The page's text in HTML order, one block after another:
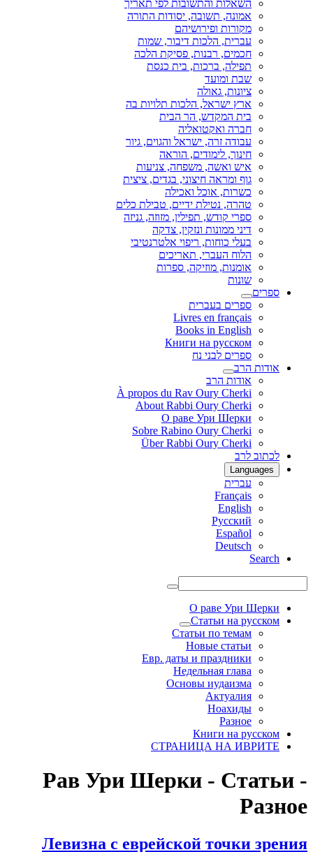
השאלות והתשובות לפי תאריך
אמונה, תשובה, יסודות התורה
מקורות ופירושיהם
עברית, הלכות דיבור, שמות
חכמים, רבנות, פסיקת הלכה
תפילה, ברכות, בית כנסת
שבת ומועד
ציונות, גאולה
ארץ ישראל, הלכות תלויות בה
בית המקדש, הר הבית
חברה ואקטואליה
עבודה זרה, ישראל והגוים, גיור
חינוך, לימודים, הוראה
איש ואשה, משפחה, צניעות
גוף ומראה חיצוני, בגדים, ציצית
כשרות, אוכל ואכילה
טהרה, נטילת ידיים, טבילת כלים
ספרי קודש, תפילין, מזוזה, גניזה
דיני ממונות ונזקין, צדקה
בעלי כוחות, ריפוי אלטרנטיבי
הלוח העברי, תאריכים
אומנות, מוזיקה, ספרות
שונות
ספרים
ספרים בעברית
Livres en français
Books in English
Книги на русском
ספרים לבני נח
אודות הרב
אודות הרב
À propos du Rav Oury Cherki
About Rabbi Oury Cherki
О раве Ури Шерки
Sobre Rabino Oury Cherki
Über Rabbi Oury Cherki
לכתוב לרב
Languages
עברית
Français
English
Русский
Español
Deutsch
Search
О раве Ури Шерки
Статьи на русском
Статьи по темам
Новые статьи
Евр. даты и праздники
Недельная глава
Основы иудаизма
Актуалия
Ноахиды
Разное
Книги на русском
СТРАНИЦА НА ИВРИТЕ
Рав Ури Шерки - Статьи -
Разное
Левизна с еврейской точки зрения